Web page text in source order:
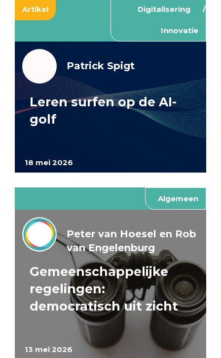
Artikel Digitalisering
Innovatie
18 mei 2026
Patrick Spigt
Leren surfen op de AI-
golf
Algemeen
13 mei 2026
Peter van Hoesel en Rob
van Engelenburg
Gemeenschappelijke
regelingen:
democratisch uit zicht